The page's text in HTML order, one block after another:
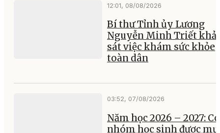
12:01, 08/08/2026
Bí thư Tỉnh ủy Lương
Nguyễn Minh Triết
sát việc khám sức khỏe
toàn dân
03:52, 07/08/2026
Năm học 2026 – 2027:
nhóm học sinh được